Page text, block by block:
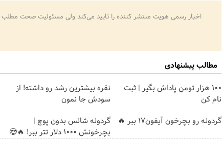
اخبار رسمی هویت منتشر کننده را تایید می‌کند ولی مسئولیت صحت
مطالب پیشنهادی
100 هزار تومن پاداش بگیر | ثبت
نام کن
نقره بیشترین رشد رو داشته! از
سودش جا نمون
گردونه رو بچرخون آیفون17 ببر 🔥
گردونه شانس بدون پوچ |
بچرخونش 1000 دلار تتر ببر! 🔥😍